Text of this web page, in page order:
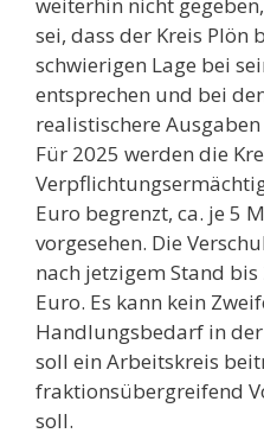
sei, dass der Kreis Plön
schwierigen Lage bei
entsprechen und bei
realistischere
Für 2025 werden die
Euro begrenzt, ca. je 5
vorgesehen. Die
nach jetzigem Stand
Euro. Es kann kein
Handlungsbedarf in
soll ein Arbeitskreis
fraktionsübergreifend
soll.